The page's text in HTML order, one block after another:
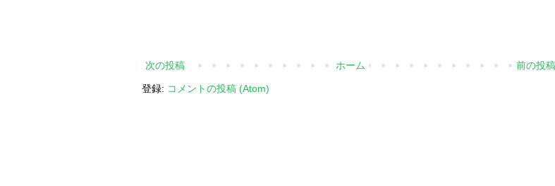
次の投稿 前の投稿
ホーム
登録: コメントの投稿 (Atom)